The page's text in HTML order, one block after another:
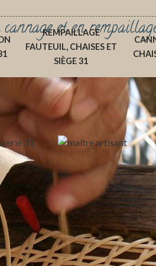
et en
REMPAILLAGE
FAUTEUIL, CHAISES ET
SIÈGE 31